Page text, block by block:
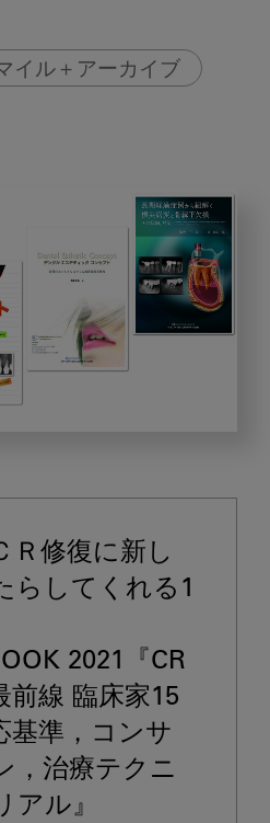
イル＋アーカイブ
Ｒ修復に新し
らしてくれる1
2021『CR
前線 臨床家15
基準，コンサ
，治療テクニ
アル』